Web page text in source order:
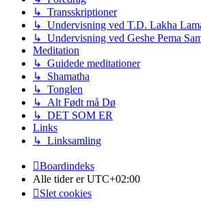
↳ Transskriptioner
↳ Undervisning ved T.D. Lakha
↳ Undervisning ved Geshe Pema
Meditation
↳ Guidede meditationer
↳ Shamatha
↳ Tonglen
↳ Alt Født må Dø
↳ DET SOM ER
Links
↳ Linksamling
Boardindeks
Alle tider erUTC+02:00
Slet cookies